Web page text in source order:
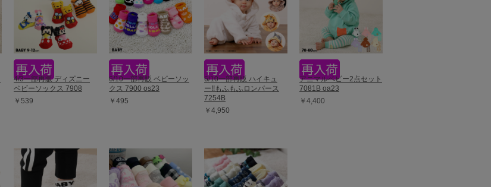
4/3一部再販 ディズニー
ベビーソックス 7908
￥539
6/10一部再販 ベビーソッ
クス 7900 os23
￥495
6/10一部再販 ハイキュ
ー!!もふもふロンパース
7254B
￥4,950
アニマルベビー2点セット
7081B oa23
￥4,400